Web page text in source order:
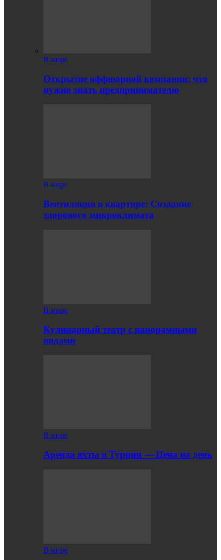
В мире
Открытие оффшорной компании: что
нужно знать предпринимателю
В мире
Вентиляция в квартире: Создание
здорового микроклимата
В мире
Кулинарный театр с панорамными
видами
В мире
Аренда яхты в Турции — Цена на день
В мире